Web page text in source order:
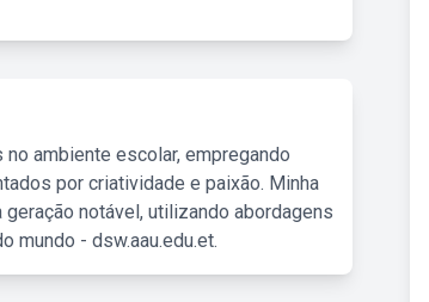
ambiente escolar, empregando
por criatividade e paixão. Minha
notável, utilizando abordagens
mundo - dsw.aau.edu.et.